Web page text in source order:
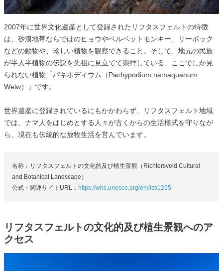
2007年に世界文化遺産として登録されたリフタスフェルトの特徴
は、砂漠地帯ならではのヒョウやベルベットモンキー、リーボック
などの動物や、珍しい植物を観察できること。そして、地元の民族
が半人半植物の伝説を先祖に見立てて崇拝している、ここでしか見
られない植物「パキポディウム（Pachypodium namaquanum
Welw）」です。
世界遺産に登録されているにもかかわらず、リフタスフェルト地域
では、ナマ人をはじめとする人々が古くからの生活様式を守りなが
ら、現在も伝統的な放牧生活を営んでいます。
名称：リフタスフェルトの文化的及び植生景観（Richtersveld Cultural
and Botanical Landscape）
公式・関連サイトURL： https://whc.unesco.org/en/list/1265
リフタスフェルトの文化的及び植生景観へのア
クセス